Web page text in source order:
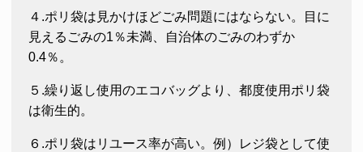
４.ポリ袋は見かけほどごみ問題にはならない。目に
見えるごみの1％未満、自治体のごみのわずか
0.4％。
５.繰り返し使用のエコバッグより、都度使用ポリ袋
は衛生的。
６.ポリ袋はリユース率が高い。例）レジ袋として使